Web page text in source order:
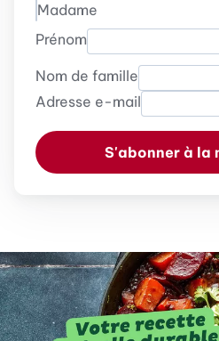
Madame
Prénom
Nom de famille
Adresse e-mail
S'abonner à la